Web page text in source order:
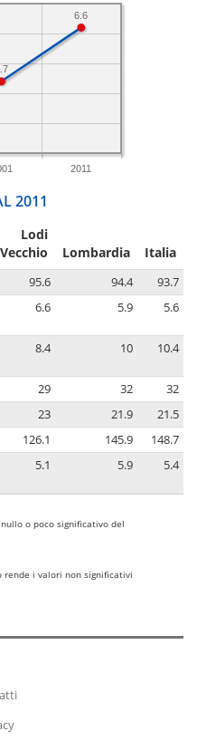
2011
6.6
2011
Lodi
Vecchio
Lombardia Italia
95.6 94.4
93.7
6.6 5.9 5.6
8.4 10 10.4
29 32
32
23 21.9
21.5
126.1 145.9
148.7
5.1 5.9 5.4
o poco significativo del
rende i valori non significativi